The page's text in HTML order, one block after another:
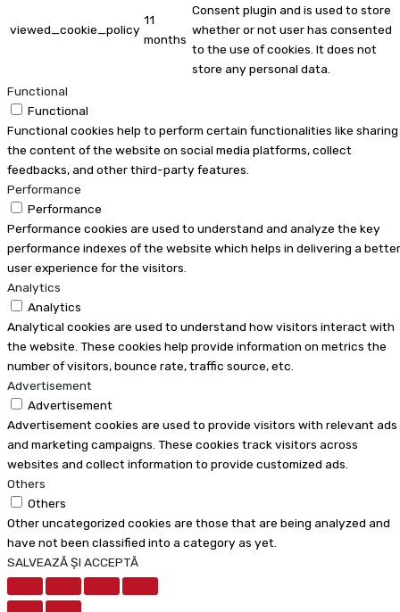
viewed_cookie_policy
11
months
Consent plugin and is used to store
whether or not user has consented
to the use of cookies. It does not
store any personal data.
Functional
Functional
Functional cookies help to perform certain functionalities like sharing
the content of the website on social media platforms, collect
feedbacks, and other third-party features.
Performance
Performance
Performance cookies are used to understand and analyze the key
performance indexes of the website which helps in delivering a better
user experience for the visitors.
Analytics
Analytics
Analytical cookies are used to understand how visitors interact with
the website. These cookies help provide information on metrics the
number of visitors, bounce rate, traffic source, etc.
Advertisement
Advertisement
Advertisement cookies are used to provide visitors with relevant ads
and marketing campaigns. These cookies track visitors across
websites and collect information to provide customized ads.
Others
Others
Other uncategorized cookies are those that are being analyzed and
have not been classified into a category as yet.
SALVEAZĂ ȘI ACCEPTĂ